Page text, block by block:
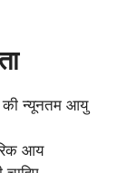
की न्यूनतम आयु
आय